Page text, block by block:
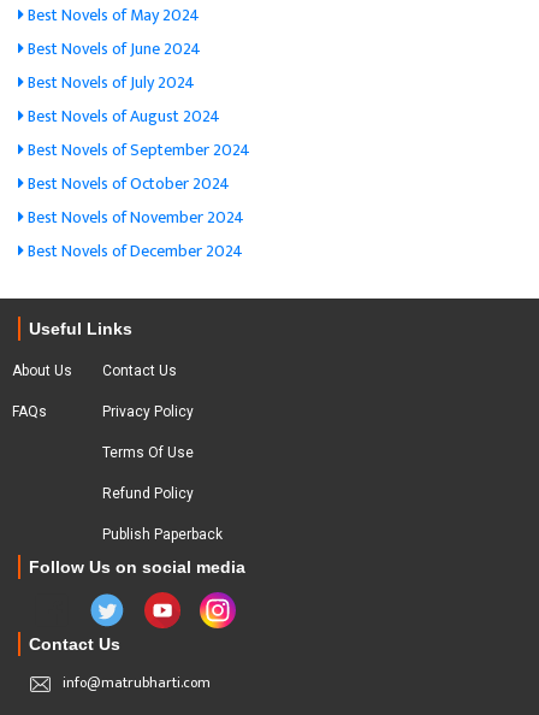
Best Novels of May 2024
Best Novels of June 2024
Best Novels of July 2024
Best Novels of August 2024
Best Novels of September 2024
Best Novels of October 2024
Best Novels of November 2024
Best Novels of December 2024
Useful Links
About Us
FAQs
Contact Us
Privacy Policy
Terms Of Use
Refund Policy
Publish Paperback
Follow Us on social media
Contact Us
info@matrubharti.com